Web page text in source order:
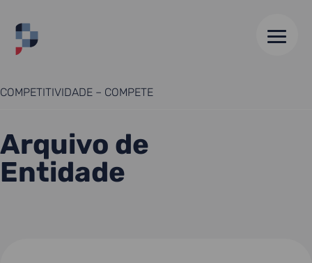
HOME
COMPETITIVIDADE – COMPETE
Arquivo de
Entidade